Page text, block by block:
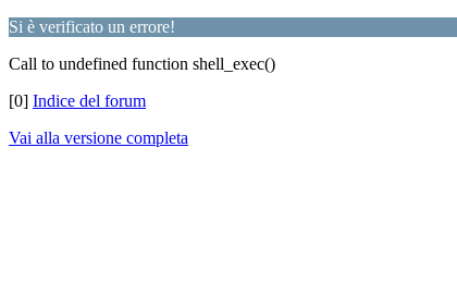
Si è verificato un errore!
Call to undefined function shell_exec()
[0] Indice del forum
Vai alla versione completa